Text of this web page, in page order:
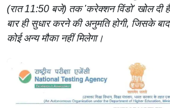
(रात 11:50 बजे) तक 'करेक्शन विंडो' खोल दी
बार ही सुधार करने की अनुमति होगी, जिसके
कोई अन्य मौका नहीं मिलेगा।